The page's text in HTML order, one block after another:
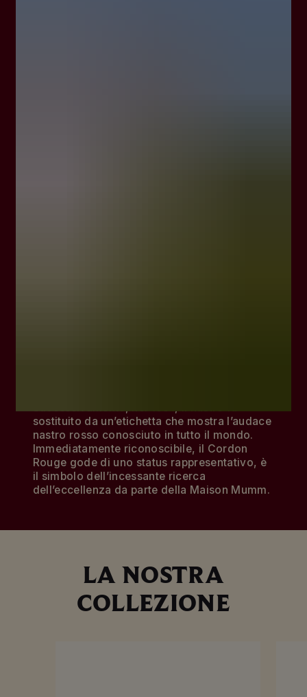
sostituito da un’etichetta che mostra l’audace
nastro rosso conosciuto in tutto il mondo.
Immediatamente riconoscibile, il Cordon
Rouge gode di uno status rappresentativo, è
il simbolo dell’incessante ricerca
dell’eccellenza da parte della Maison Mumm.
LA NOSTRA
COLLEZIONE